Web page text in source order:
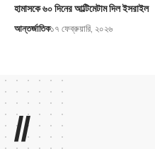
হামাসকে ৬০ দিনের আল্টিমেটাম দিল ইসরাইল
আন্তর্জাতিক১৭ ফেব্রুয়ারি, ২০২৬
//